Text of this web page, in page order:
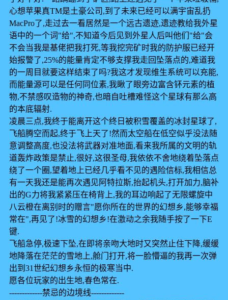
心想苹果真TM是土豪公司,到了未来已经可以满宇宙乱扔
MacPro了,走过去一看居然是一个远古遗迹,遗迹教给我外星
语中的一个词"给",不知道今后见到外星人后叫他们"给"会
不会当我是基佬把我打死,等我挖完矿时我的防护服已经开
始报警了,25%的能量肯定不够支撑我走回坠落点的,难道我
的一周目就要这样结束了吗?我这才发现维生系统可以充能,
而能量源可以是任何同位素,我瞅了眼旁边富含钚元素的植
物,不禁感叹造物的神奇,也暗自吐槽难怪这个星球有那么高
的本底辐射.
凌晨三点,我终于能离开这个终日被积雪覆盖的冰封星球了,
飞船腾空而起,终于飞上天了!然而太空船在低空似乎没法随
意调整高度,也没法将武器对准地面,看来我所属的文明的轨
道轰炸政策是禁止,很好,这很圣母,我依依不舍地绕着坠落点
绕了一个圈,望着地上已经几乎看不见的遇险信标,我相信总
有一天我还是能再次遇见阿特拉斯,抬起机头,打开加力,脑补
出的G力将我紧紧压在椅背上,我的耳边响起了无限螺旋中
八云橙在离别时的赠言"愿你所在的世界的幻想乡,能够幸福
常在",再见了!冰雪的幻想乡!在激动之余我随手按了一下E
键.
飞船急停,极速下坠,在即将亲吻大地时又突然止住下降,缓缓
地降落在茫茫的雪地上,舱门打开,将一脸懵逼的我再一次弹
出到31世纪幻想乡永恒的极寒当中.
愿各位玩家的出生地,春色常在.
-------------禁忌的边境线-------------